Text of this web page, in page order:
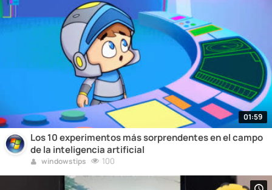
01:59
Los 10 experimentos más sorprendentes en el campo
de la inteligencia artificial
windowstips 100